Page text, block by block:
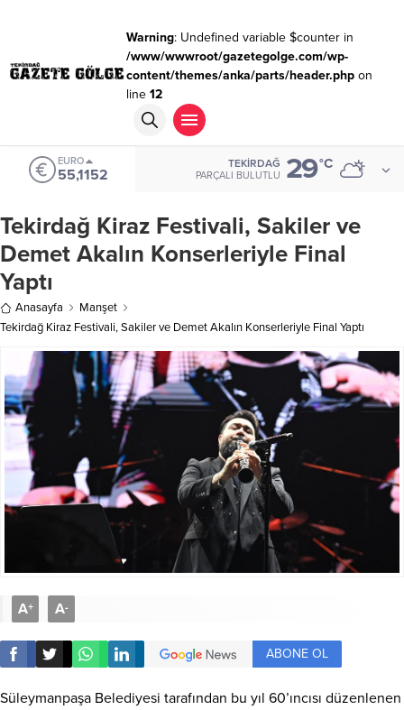
Warning: Undefined variable $counter in
/www/wwwroot/gazetegolge.com/wp-
content/themes/anka/parts/header.phpon
line 12
EURO
55,1152
TEKIRDAĞ
PARÇALI BULUTLU 29°C
Tekirdağ Kiraz Festivali, Sakiler ve
Demet Akalın Konserleriyle Final
Yaptı
Anasayfa
Manşet
Tekirdağ Kiraz Festivali, Sakiler ve Demet Akalın Konserleriyle Final Yaptı
A+ A-
ABONE OL
Süleymanpaşa Belediyesi tarafından bu yıl 60’ıncısı düzenlenen